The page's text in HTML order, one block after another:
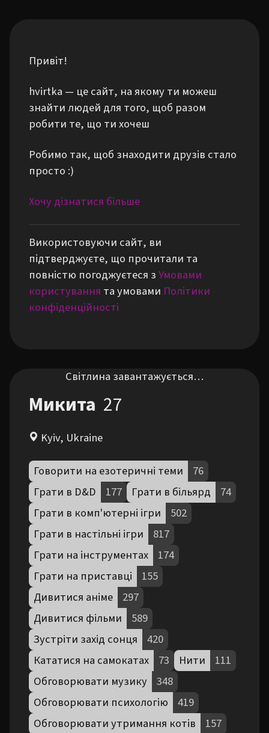
Привіт!
hvirtka — це сайт, на якому ти можеш
знайти людей для того, щоб разом
робити те, що ти хочеш
Робимо так, щоб знаходити друзів стало
просто :)
Хочу дізнатися більше
Використовуючи сайт, ви
підтверджуєте, що прочитали та
повністю погоджуєтеся зУмовами
користування та умовами Політики
конфіденційності
Світлина завантажується…
Микита 27
Kyiv, Ukraine
Говорити на езотеричні теми
76
Грати в D&D
177 Грати в більярд
74
Грати в комп'ютерні ігри
502
Грати в настільні ігри
817
Грати на інструментах
174
Грати на приставці
155
Дивитися аніме
297
Дивитися фільми
589
Зустріти захід сонця
420
Кататися на самокатах
73 Нити
111
Обговорювати музику
348
Обговорювати психологію
419
Обговорювати утримання котів
157